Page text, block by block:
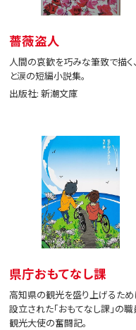
薔薇盗人
人間の哀歓を巧みな筆致で描く
と涙の短編小説集。
出版社: 新潮文庫
県庁おもてなし課
高知県の観光を盛り上げるた
設立された「おもてなし課」の職
観光大使の奮闘記。